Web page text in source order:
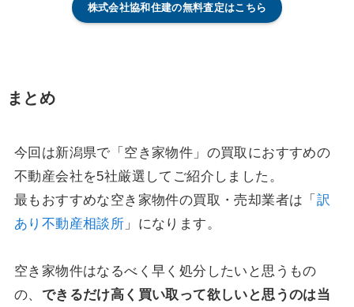
株式会社協和住建の無料査定はこちら
まとめ
今回は新潟県で「空き家物件」の買取におすすめの
不動産会社を5社厳選してご紹介しました。
最もおすすめな空き家物件の買取・売却業者は「 訳
あり不動産相談所 」になります。
空き家物件はなるべく早く処分したいと思うもの
の、 できるだけ高く買い取って欲しいと思うのは当